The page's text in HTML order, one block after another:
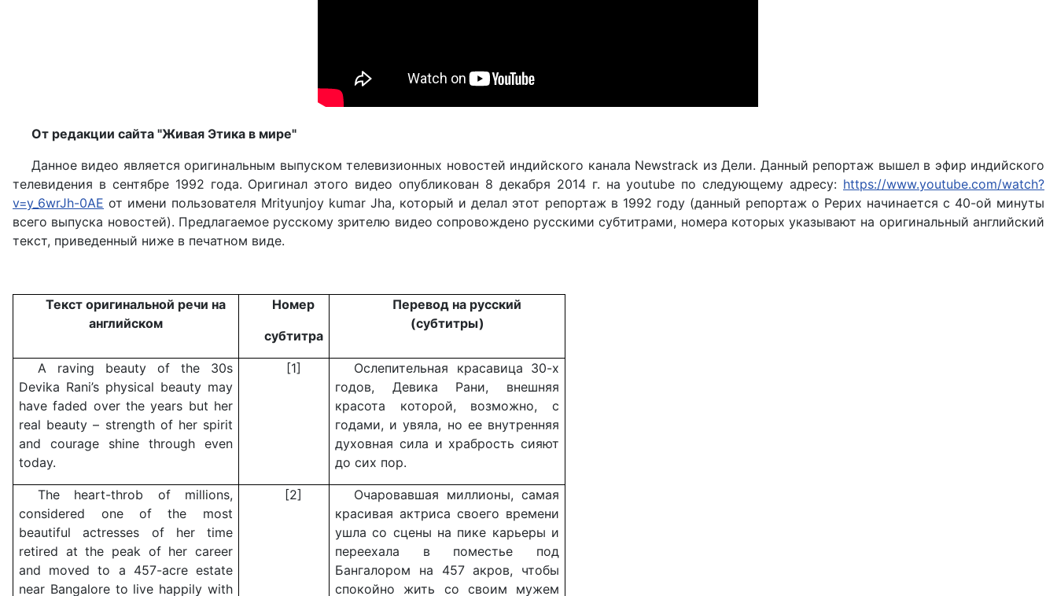
От редакции сайта "Живая Этика в мире"
Данное видео является оригинальным выпуском телевизионных новостей индийского канала Newstrack из Дели. Данный репортаж вышел в эфир индийского
телевидения в сентябре 1992 года. Оригинал этого видео опубликован 8 декабря 2014 г. на youtube по следующему адресу: https://www.youtube.com/watch?
v=y_6wrJh-0AE от имени пользователя Mrityunjoy kumar Jha, который и делал этот репортаж в 1992 году (данный репортаж о Рерих начинается с 40-ой минуты
всего выпуска новостей). Предлагаемое русскому зрителю видео сопровождено русскими субтитрами, номера которых указывают на оригинальный английский
текст, приведенный ниже в печатном виде.
Текст оригинальной речи на
английском
Номер
субтитра
Перевод на русский
(субтитры)
A raving beauty of the 30s
Devika Rani’s physical beauty may
have faded over the years but her
real beauty – strength of her spirit
and courage shine through even
today.
[1]
Ослепительная красавица 30-х
годов, Девика Рани, внешняя
красота которой, возможно, с
годами, и увяла, но ее внутренняя
духовная сила и храбрость сияют
до сих пор.
The heart-throb of millions,
considered one of the most
beautiful actresses of her time
retired at the peak of her career
and moved to a 457-acre estate
near Bangalore to live happily with
[2]
Очаровавшая миллионы, самая
красивая актриса своего времени
ушла со сцены на пике карьеры и
переехала в поместье под
Бангалором на 457 акров, чтобы
спокойно жить со своим мужем